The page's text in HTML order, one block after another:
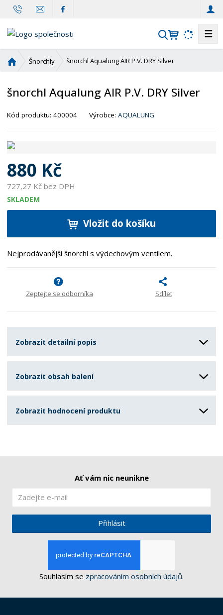
V
h
d
☰
v
d
í
n
Šnorchly šnorchl Aqualung AIR P.V. DRY Silver
šnorchl Aqualung AIR P.V. DRY Silver
Kód produktu:400004 Výrobce:AQUALUNG
880 Kč
727,27 Kč bez DPH
SKLADEM
Vložit do košíku
Nejprodávanější šnorchl s výdechovým ventilem.
Zeptejte se odborníka Sdílet
Zobrazit detailní popis
Zobrazit obsah balení
Zobrazit hodnocení produktu
Ať vám nic neunikne
Přihlásit
Souhlasím se zpracováním osobních údajů.